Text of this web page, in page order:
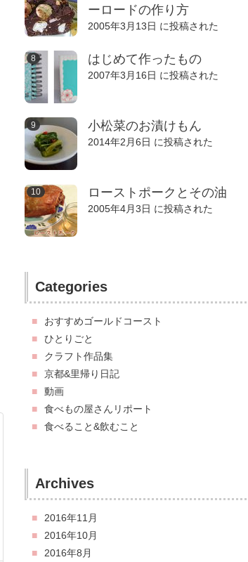
ーロードの作り方
2005年3月13日 に投稿された
はじめて作ったもの
2007年3月16日 に投稿された
小松菜のお漬けもん
2014年2月6日 に投稿された
ローストポークとその油
2005年4月3日 に投稿された
Categories
おすすめゴールドコースト
ひとりごと
クラフト作品集
京都&里帰り日記
動画
食べもの屋さんリポート
食べること&飲むこと
Archives
2016年11月
2016年10月
2016年8月